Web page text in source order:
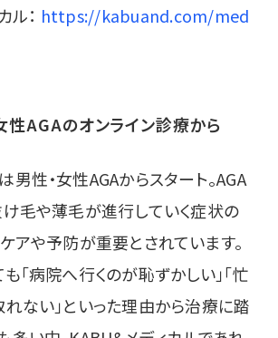
ル： https://kabuand.com/med
性AGAのオンライン診療から
性・女性AGAからスタート。AGA
け毛や薄毛が進行していく症状の
アや予防が重要とされています。
「病院へ行くのが恥ずかしい」「忙
れない」といった理由から治療に踏